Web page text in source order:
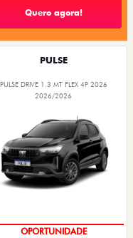
Quero agora!
PULSE
PULSE DRIVE 1.3 MT FLEX 4P 2026
2026/2026